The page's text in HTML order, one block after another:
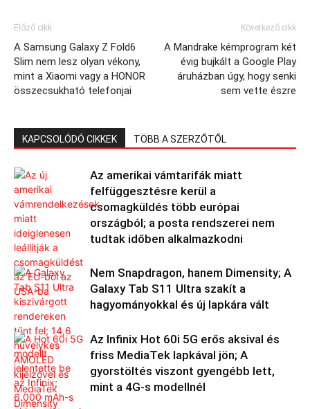
Előző cikk
A Samsung Galaxy Z Fold6
Slim nem lesz olyan vékony,
mint a Xiaomi vagy a HONOR
összecsukható telefonjai
Következő cikk
A Mandrake kémprogram két
évig bujkált a Google Play
áruházban úgy, hogy senki
sem vette észre
KAPCSOLÓDÓ CIKKEK TÖBB A SZERZŐTŐL
Az amerikai vámtarifák miatt
felfüggesztésre kerül a
csomagküldés több európai
országból; a posta rendszerei nem
tudtak időben alkalmazkodni
Nem Snapdragon, hanem Dimensity; A
Galaxy Tab S11 Ultra szakít a
hagyományokkal és új lapkára vált
Az Infinix Hot 60i 5G erős aksival és
friss MediaTek lapkával jön; A
gyorstöltés viszont gyengébb lett,
mint a 4G-s modellnél